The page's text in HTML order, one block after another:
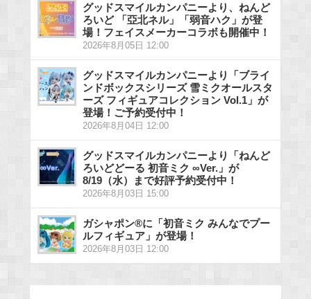
グッドスマイルカンパニーより、ねんど
ろいど 「亞北ネル」「弱音ハク」が登
場！フェイスメーカーコラボも開催中！
2026年8月05日 12:00
グッドスマイルカンパニーより「ブライ
ンドボックスシリーズ 雪ミクオールスタ
ーズ フィギュアコレクション Vol.1」が
登場！ご予約受付中！
2026年8月04日 12:00
グッドスマイルカンパニーより「ねんど
ろいどどーる 初音ミク ∞Ver.」が
8/19（水）まで好評予約受付中！
2026年8月03日 15:00
ガシャポン®に「初音ミク みんなでプー
ルフィギュア」が登場！
2026年8月03日 12:00